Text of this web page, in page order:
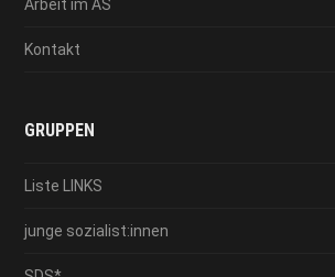
Arbeit im AS
Kontakt
GRUPPEN
Liste LINKS
junge sozialist:innen